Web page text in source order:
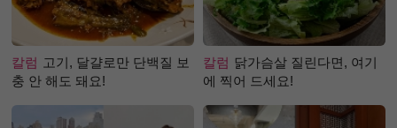
칼럼 고기, 달걀로만 단백질 보
충 안 해도 돼요!
칼럼 닭가슴살 질린다면, 여기
에 찍어 드세요!